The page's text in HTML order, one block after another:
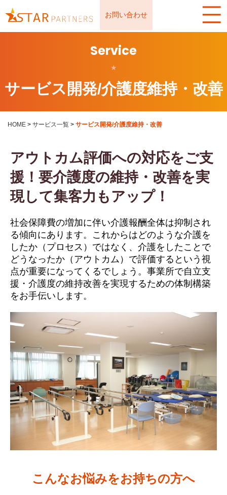
お問い合わせ
Service
★
サービス開発/介護度維持・改善
HOME > サービス一覧 > サービス開発/介護度維持・改善
アウトカム評価への対応をご支
援！要介護度の維持・改善を実
現して集客力もアップ！
社会保障費の増加に伴い介護報酬全体は抑制され
る傾向にあります。これからはどのような介護を
したか（プロセス）ではなく、介護をしたことで
どうなったか（アウトカム）で評価するという視
点が重要になってくるでしょう。事業所で自立支
援・介護度の維持改善を実現するための体制構築
をお手伝いします。
こんなお悩みをお持ちの方へ